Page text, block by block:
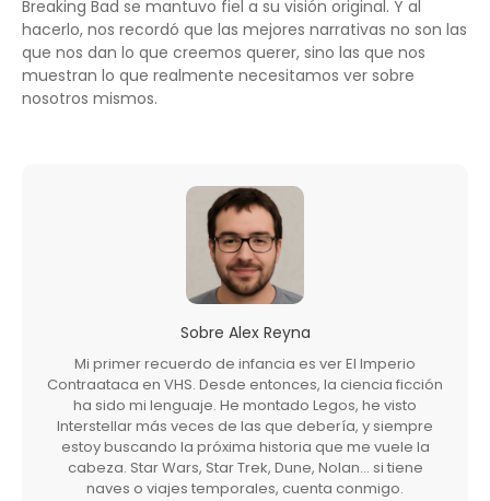
Breaking Bad se mantuvo fiel a su visión original. Y al
hacerlo, nos recordó que las mejores narrativas no son las
que nos dan lo que creemos querer, sino las que nos
muestran lo que realmente necesitamos ver sobre
nosotros mismos.
Sobre Alex Reyna
Mi primer recuerdo de infancia es ver El Imperio
Contraataca en VHS. Desde entonces, la ciencia ficción
ha sido mi lenguaje. He montado Legos, he visto
Interstellar más veces de las que debería, y siempre
estoy buscando la próxima historia que me vuele la
cabeza. Star Wars, Star Trek, Dune, Nolan… si tiene
naves o viajes temporales, cuenta conmigo.